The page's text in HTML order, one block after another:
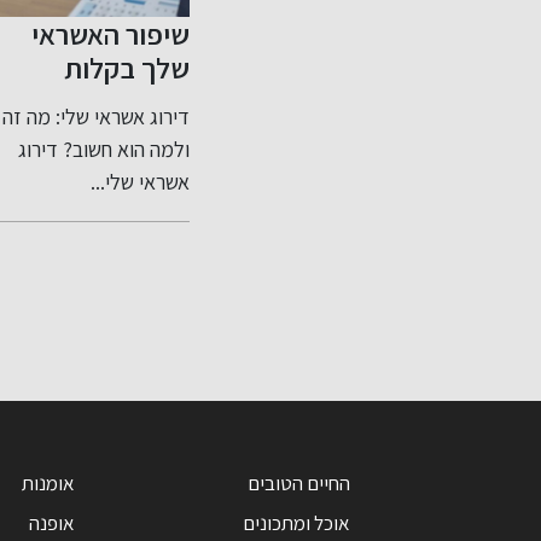
כששקט הבית
נסדק: זווית פלילית
רגישה ומדויקת
לעבירות בתוך
המשפחה
בכל יישוב בארץ נשמעות
לעיתים לחישות על תיקים
רגישים שבהם...
החיים הטובים
אוכל ומתכונים
אומנות
אופנה